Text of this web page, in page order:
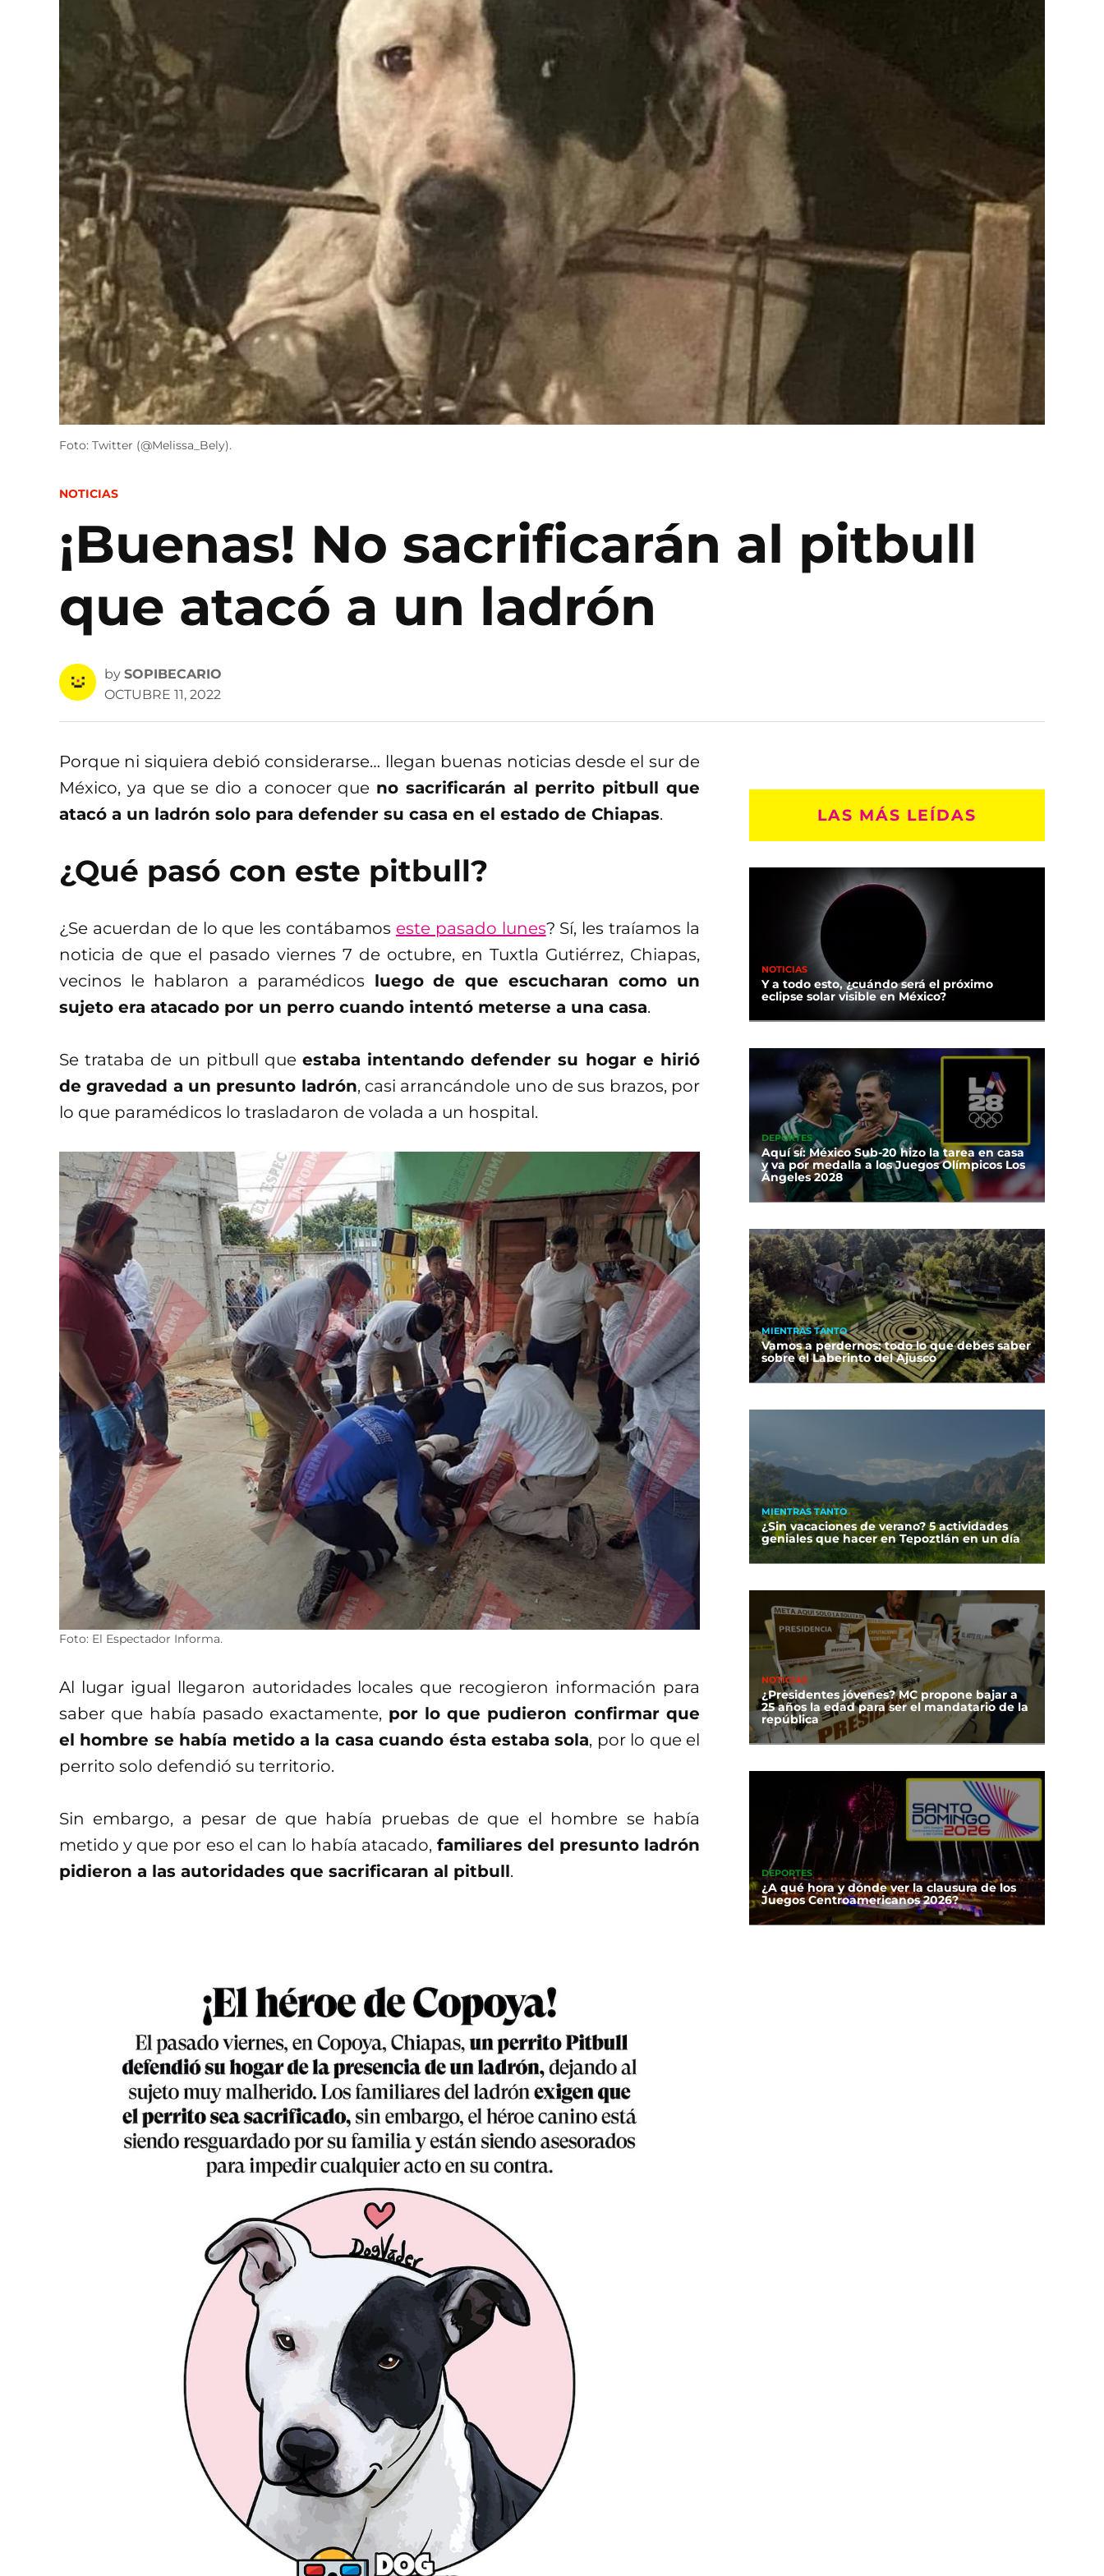
Foto: Twitter (@Melissa_Bely).
POSTED
NOTICIAS
¡Buenas! No sacrificarán al pitbull
que atacó a un ladrón
by SOPIBECARIO
OCTUBRE 11, 2022
Porque ni siquiera debió considerarse… llegan buenas noticias desde el sur de
México, ya que se dio a conocer que no sacrificarán al perrito pitbull que
atacó a un ladrón solo para defender su casa en el estado de Chiapas.
¿Qué pasó con este pitbull?
¿Se acuerdan de lo que les contábamos este pasado lunes? Sí, les traíamos la
noticia de que el pasado viernes 7 de octubre, en Tuxtla Gutiérrez, Chiapas,
vecinos le hablaron a paramédicos luego de que escucharan como un
sujeto era atacado por un perro cuando intentó meterse a una casa.
Se trataba de un pitbull que estaba intentando defender su hogar e hirió
de gravedad a un presunto ladrón, casi arrancándole uno de sus brazos, por
lo que paramédicos lo trasladaron de volada a un hospital.
Foto: El Espectador Informa.
Al lugar igual llegaron autoridades locales que recogieron información para
saber que había pasado exactamente, por lo que pudieron confirmar que
el hombre se había metido a la casa cuando ésta estaba sola, por lo que el
perrito solo defendió su territorio.
Sin embargo, a pesar de que había pruebas de que el hombre se había
metido y que por eso el can lo había atacado, familiares del presunto ladrón
pidieron a las autoridades que sacrificaran al pitbull.
LAS MÁS LEÍDAS
NOTICIAS
Y a todo esto, ¿cuándo será el próximo
eclipse solar visible en México?
DEPORTES
Aquí sí: México Sub-20 hizo la tarea en casa
y va por medalla a los Juegos Olímpicos Los
Ángeles 2028
MIENTRAS TANTO
Vamos a perdernos: todo lo que debes saber
sobre el Laberinto del Ajusco
MIENTRAS TANTO
¿Sin vacaciones de verano? 5 actividades
geniales que hacer en Tepoztlán en un día
NOTICIAS
¿Presidentes jóvenes? MC propone bajar a
25 años la edad para ser el mandatario de la
república
DEPORTES
¿A qué hora y dónde ver la clausura de los
Juegos Centroamericanos 2026?